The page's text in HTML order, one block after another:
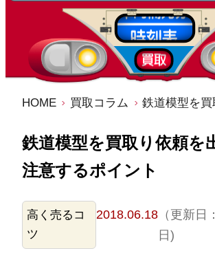
HOME 買取コラム
鉄道模型を買取り依頼を
注意するポイント
高く売るコ
ツ
2018.06.18（更新日
日)